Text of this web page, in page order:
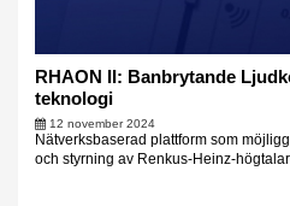
RHAON II: Banbrytande
teknologi
12 november 2024
Nätverksbaserad plattform som
och styrning av Renkus-Heinz-